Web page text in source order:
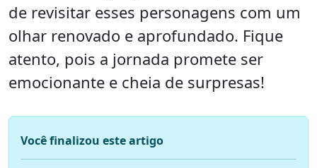
de revisitar esses personagens com um
olhar renovado e aprofundado. Fique
atento, pois a jornada promete ser
emocionante e cheia de surpresas!
Você finalizou este artigo